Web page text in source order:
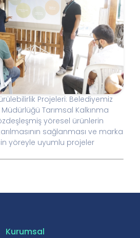
Projeleri: Belediyemiz
Tarımsal Kalkınma
yöresel ürünlerin
sağlanması ve marka
yöreyle uyumlu projeler
Kurumsal